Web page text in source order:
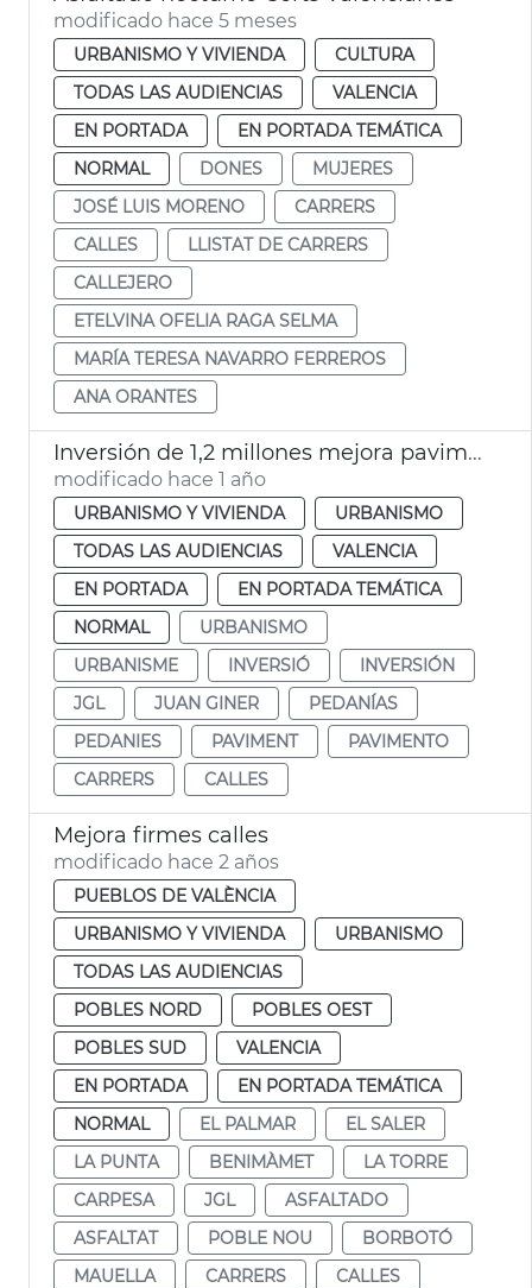
modificado hace 5 meses
URBANISMO Y VIVIENDA
CULTURA
TODAS LAS AUDIENCIAS
VALENCIA
EN PORTADA
EN PORTADA TEMÁTICA
NORMAL
DONES
MUJERES
JOSÉ LUIS MORENO
CARRERS
CALLES
LLISTAT DE CARRERS
CALLEJERO
ETELVINA OFELIA RAGA SELMA
MARÍA TERESA NAVARRO FERREROS
ANA ORANTES
Inversión de 1,2 millones mejora pavimento calles y caminos València y pedanías
modificado hace 1 año
URBANISMO Y VIVIENDA
URBANISMO
TODAS LAS AUDIENCIAS
VALENCIA
EN PORTADA
EN PORTADA TEMÁTICA
NORMAL
URBANISMO
URBANISME
INVERSIÓ
INVERSIÓN
JGL
JUAN GINER
PEDANÍAS
PEDANIES
PAVIMENT
PAVIMENTO
CARRERS
CALLES
Mejora firmes calles
modificado hace 2 años
PUEBLOS DE VALÈNCIA
URBANISMO Y VIVIENDA
URBANISMO
TODAS LAS AUDIENCIAS
POBLES NORD
POBLES OEST
POBLES SUD
VALENCIA
EN PORTADA
EN PORTADA TEMÁTICA
NORMAL
EL PALMAR
EL SALER
LA PUNTA
BENIMÀMET
LA TORRE
CARPESA
JGL
ASFALTADO
ASFALTAT
POBLE NOU
BORBOTÓ
MAUELLA
CARRERS CALLES